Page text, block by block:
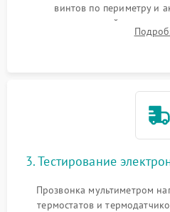
винтов по периметру и
стеклокерамической
сенсорного блока для доступа
3. Тестирование
Прозвонка мультиметром
термостатов и